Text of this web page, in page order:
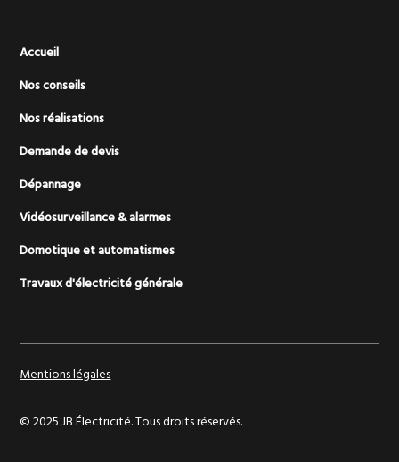
Accueil
Nos conseils
Nos réalisations
Demande de devis
Dépannage
Vidéosurveillance & alarmes
Domotique et automatismes
Travaux d'électricité générale
© 2025 JB Électricité. Tous droits réservés.
Mentions légales